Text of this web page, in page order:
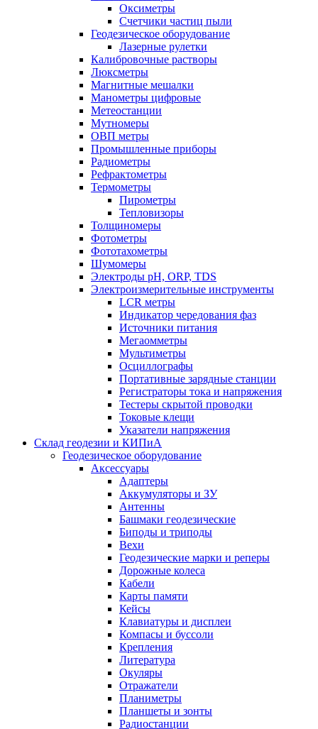
Оксиметры
Счетчики частиц пыли
Геодезическое оборудование
Лазерные рулетки
Калибровочные растворы
Люксметры
Магнитные мешалки
Манометры цифровые
Метеостанции
Мутномеры
ОВП метры
Промышленные приборы
Радиометры
Рефрактометры
Термометры
Пирометры
Тепловизоры
Толщиномеры
Фотометры
Фототахометры
Шумомеры
Электроды pH, ORP, TDS
Электроизмерительные инструменты
LCR метры
Индикатор чередования фаз
Источники питания
Мегаомметры
Мультиметры
Осциллографы
Портативные зарядные станции
Регистраторы тока и напряжения
Тестеры скрытой проводки
Токовые клещи
Указатели напряжения
Склад геодезии и КИПиА
Геодезическое оборудование
Аксессуары
Адаптеры
Аккумуляторы и ЗУ
Антенны
Башмаки геодезические
Биподы и триподы
Вехи
Геодезические марки и реперы
Дорожные колеса
Кабели
Карты памяти
Кейсы
Клавиатуры и дисплеи
Компасы и буссоли
Крепления
Литература
Окуляры
Отражатели
Планиметры
Планшеты и зонты
Радиостанции